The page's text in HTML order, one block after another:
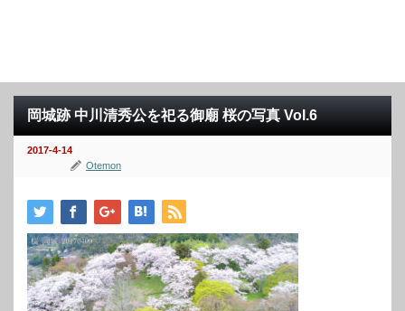
岡城跡 中川清秀公を祀る御廟 桜の写真 Vol.6
2017-4-14
Otemon